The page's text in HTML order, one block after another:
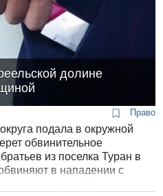
долине
Право
подала в окружной
обвинительное
из поселка Туран в
в нападении с